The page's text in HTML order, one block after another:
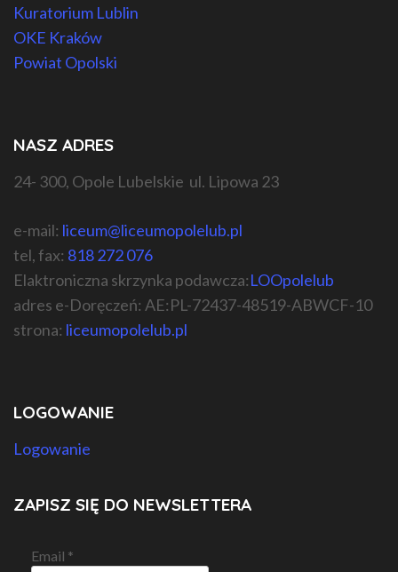
Kuratorium Lublin
OKE Kraków
Powiat Opolski
NASZ ADRES
24- 300, Opole Lubelskie ul. Lipowa 23
e-mail: liceum@liceumopolelub.pl
tel, fax: 818 272 076
Elaktroniczna skrzynka podawcza:LOOpolelub
adres e-Doręczeń: AE:PL-72437-48519-ABWCF-10
strona: liceumopolelub.pl
LOGOWANIE
Logowanie
ZAPISZ SIĘ DO NEWSLETTERA
Email *